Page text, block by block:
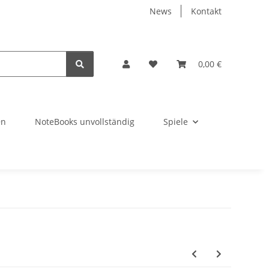
News Kontakt
0,00 €
NoteBooks unvollständig Spiele